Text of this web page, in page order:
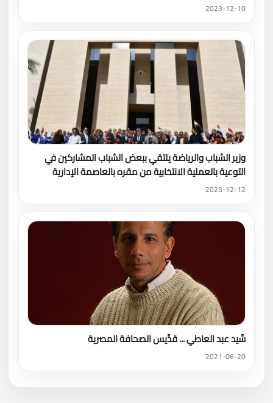
2023-12-10
وزير الشباب والرياضة يلتقي ببعض الشباب المشاركين في
التوعية بالعملية الانتخابية من مقره بالعاصمة الإدارية
2023-12-12
سِّيد عبد العاطي ... قدِّيس الصحافة المصرية
2021-06-20